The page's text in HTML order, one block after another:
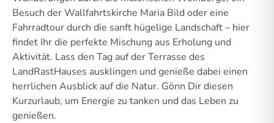
Besuch der Wallfahrtskirche Maria Bild oder eine
Fahrradtour durch die sanft hügelige Landschaft – hier
findet Ihr die perfekte Mischung aus Erholung und
Aktivität. Lass den Tag auf der Terrasse des
LandRastHauses ausklingen und genieße dabei einen
herrlichen Ausblick auf die Natur. Gönn Dir diesen
Kurzurlaub, um Energie zu tanken und das Leben zu
genießen.